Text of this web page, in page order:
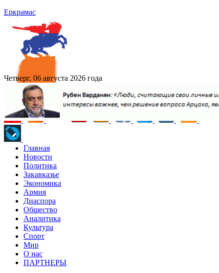
Еркрамас
Четверг, 06 августа 2026 года
Главная
Новости
Политика
Закавказье
Экономика
Армия
Диаспора
Общество
Аналитика
Культура
Спорт
Мир
О нас
ПАРТНЕРЫ